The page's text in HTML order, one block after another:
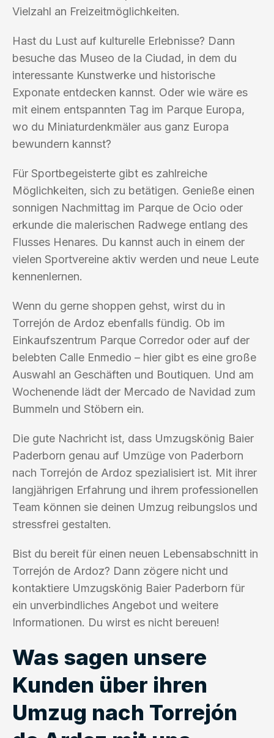
Vielzahl an Freizeitmöglichkeiten.
Hast du Lust auf kulturelle Erlebnisse? Dann
besuche das Museo de la Ciudad, in dem du
interessante Kunstwerke und historische
Exponate entdecken kannst. Oder wie wäre es
mit einem entspannten Tag im Parque Europa,
wo du Miniaturdenkmäler aus ganz Europa
bewundern kannst?
Für Sportbegeisterte gibt es zahlreiche
Möglichkeiten, sich zu betätigen. Genieße einen
sonnigen Nachmittag im Parque de Ocio oder
erkunde die malerischen Radwege entlang des
Flusses Henares. Du kannst auch in einem der
vielen Sportvereine aktiv werden und neue Leute
kennenlernen.
Wenn du gerne shoppen gehst, wirst du in
Torrejón de Ardoz ebenfalls fündig. Ob im
Einkaufszentrum Parque Corredor oder auf der
belebten Calle Enmedio – hier gibt es eine große
Auswahl an Geschäften und Boutiquen. Und am
Wochenende lädt der Mercado de Navidad zum
Bummeln und Stöbern ein.
Die gute Nachricht ist, dass Umzugskönig Baier
Paderborn genau auf Umzüge von Paderborn
nach Torrejón de Ardoz spezialisiert ist. Mit ihrer
langjährigen Erfahrung und ihrem professionellen
Team können sie deinen Umzug reibungslos und
stressfrei gestalten.
Bist du bereit für einen neuen Lebensabschnitt in
Torrejón de Ardoz? Dann zögere nicht und
kontaktiere Umzugskönig Baier Paderborn für
ein unverbindliches Angebot und weitere
Informationen. Du wirst es nicht bereuen!
Was sagen unsere
Kunden über ihren
Umzug nach Torrejón